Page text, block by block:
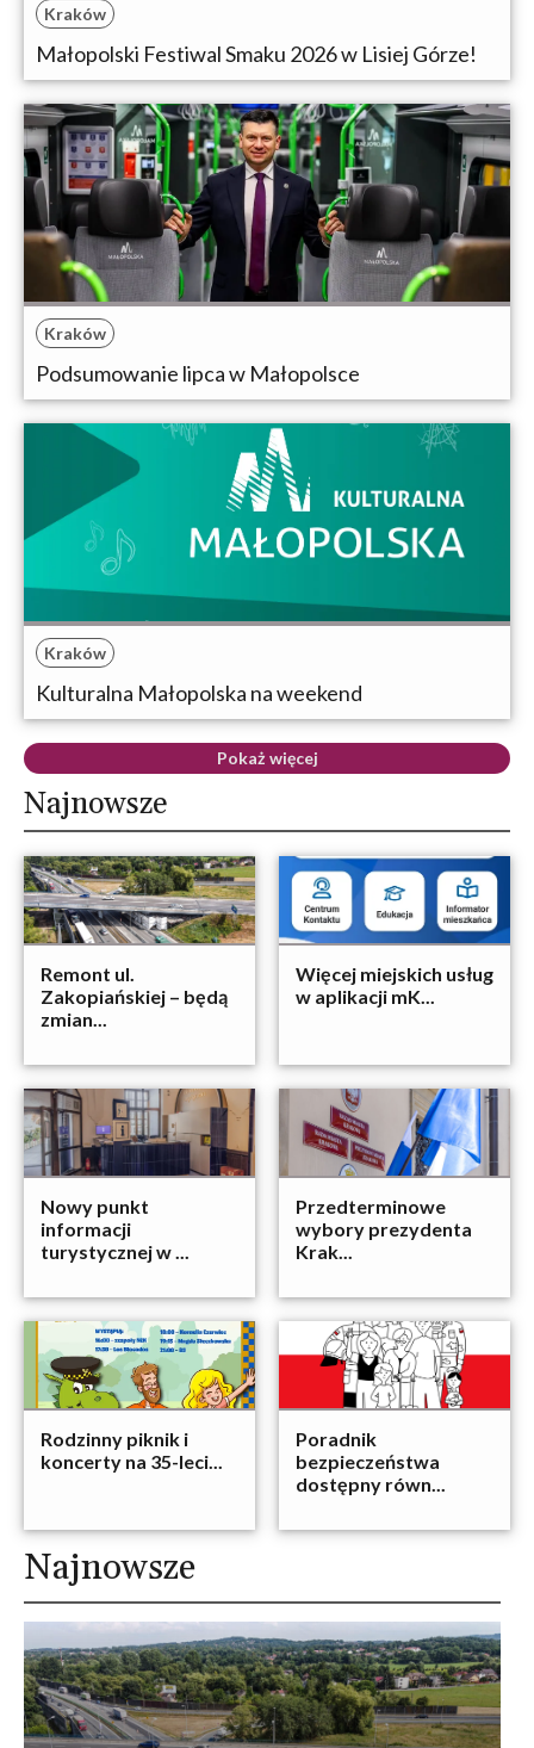
Kraków
Małopolski Festiwal Smaku 2026 w Lisiej Górze!
Kraków
Podsumowanie lipca w Małopolsce
Kraków
Kulturalna Małopolska na weekend
Pokaż więcej
Najnowsze
Remont ul.
Zakopiańskiej – będą
zmian...
Więcej miejskich usług
w aplikacji mK...
Nowy punkt
informacji
turystycznej w ...
Przedterminowe
wybory prezydenta
Krak...
Rodzinny piknik i
koncerty na 35-leci...
Poradnik
bezpieczeństwa
dostępny równ...
Najnowsze